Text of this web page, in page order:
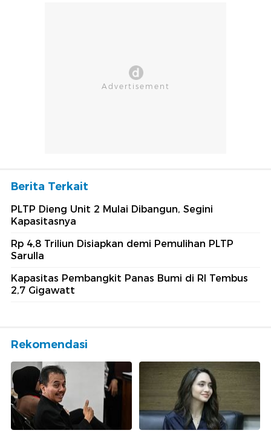
Berita Terkait
PLTP Dieng Unit 2 Mulai Dibangun, Segini
Kapasitasnya
Rp 4,8 Triliun Disiapkan demi Pemulihan PLTP
Sarulla
Kapasitas Pembangkit Panas Bumi di RI Tembus
2,7 Gigawatt
Rekomendasi